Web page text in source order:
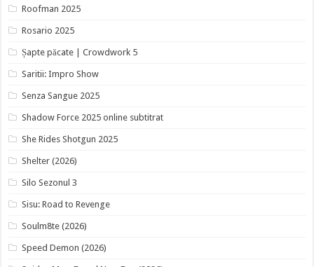
Roofman 2025
Rosario 2025
Șapte păcate | Crowdwork 5
Saritii: Impro Show
Senza Sangue 2025
Shadow Force 2025 online subtitrat
She Rides Shotgun 2025
Shelter (2026)
Silo Sezonul 3
Sisu: Road to Revenge
Soulm8te (2026)
Speed Demon (2026)